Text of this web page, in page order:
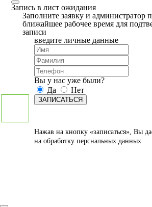
Запись в лист ожидания
Заполните заявку и администратор
ближайшее рабочее время для
записи
введите личные данные
Вы у нас уже были?
Да
Нет
ЗАПИСАТЬСЯ
Нажав на кнопку «записаться», Вы
на обработку перснальных данных